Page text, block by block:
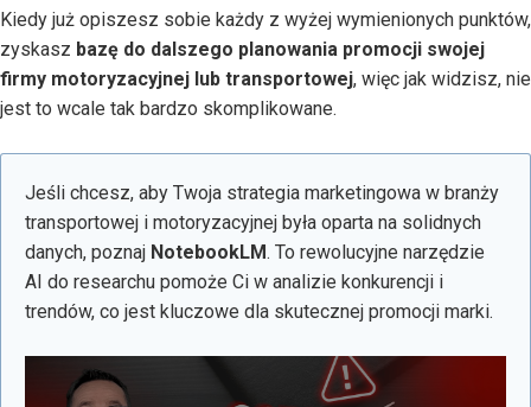
Kiedy już opiszesz sobie każdy z wyżej wymienionych punktów,
zyskasz bazę do dalszego planowania promocji swojej
firmy motoryzacyjnej lub transportowej, więc jak widzisz, nie
jest to wcale tak bardzo skomplikowane.
Jeśli chcesz, aby Twoja strategia marketingowa w branży
transportowej i motoryzacyjnej była oparta na solidnych
danych, poznaj NotebookLM. To rewolucyjne narzędzie
AI do researchu pomoże Ci w analizie konkurencji i
trendów, co jest kluczowe dla skutecznej promocji marki.